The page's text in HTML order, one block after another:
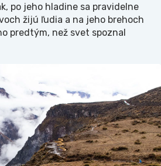
po jeho hladine sa pravidelne
žijú ľudia a na jeho brehoch
predtým, než svet spoznal